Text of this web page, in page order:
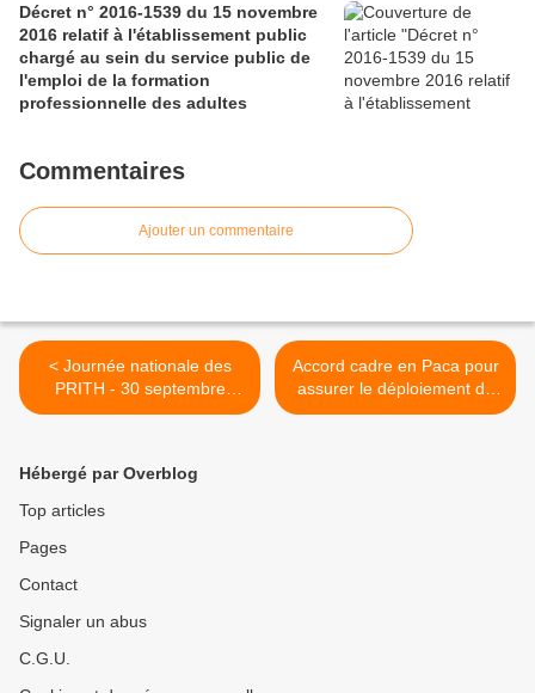
Décret n° 2016-1539 du 15 novembre
2016 relatif à l'établissement public
chargé au sein du service public de
l'emploi de la formation
professionnelle des adultes
Commentaires
Ajouter un commentaire
< Journée nationale des
PRITH - 30 septembre
2015
Accord cadre en Paca pour
assurer le déploiement du
CPF >
Hébergé par Overblog
Top articles
Pages
Contact
Signaler un abus
C.G.U.